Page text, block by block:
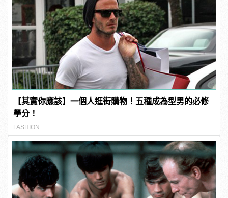
【其實你應該】一個人逛街購物！五種成為型男的必修
學分！
FASHION